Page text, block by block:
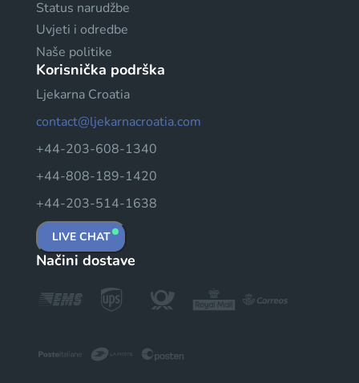
Status narudžbe
Uvjeti i odredbe
Naše politike
Korisnička podrška
Ljekarna Croatia
contact@ljekarnacroatia.com
+44-203-608-1340
+44-808-189-1420
+44-203-514-1638
LIVE CHAT
Načini dostave